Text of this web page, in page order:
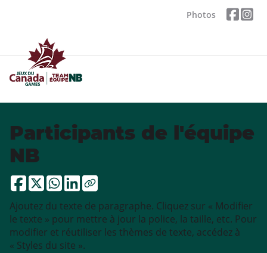
Photos
Participants de l'équipe
NB
Ajoutez du texte de paragraphe. Cliquez sur « Modifier
le texte » pour mettre à jour la police, la taille, etc. Pour
modifier et réutiliser les thèmes de texte, accédez à
« Styles du site ».